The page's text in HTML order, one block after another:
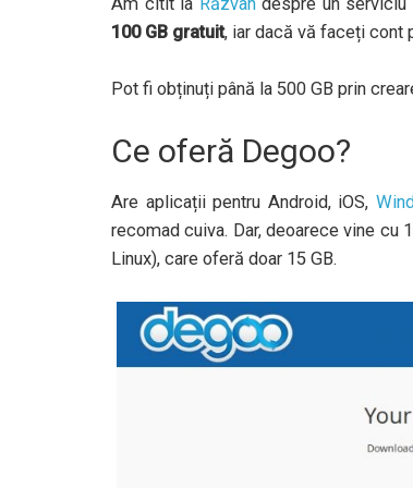
100 GB gratuit, iar dacă vă faceți cont
Pot fi obținuți până la 500 GB prin
Ce oferă Degoo?
Are aplicații pentru Android, iOS,
recomad cuiva. Dar, deoarece vine cu
Linux), care oferă doar 15 GB.